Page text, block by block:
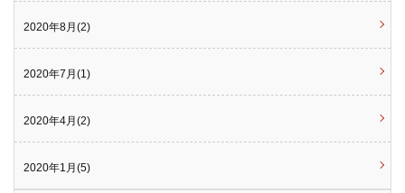
2020年8月(2)
2020年7月(1)
2020年4月(2)
2020年1月(5)